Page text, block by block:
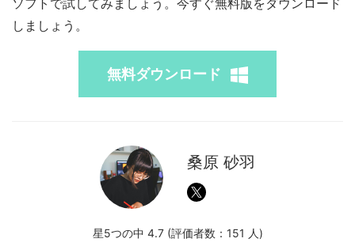
しましょう。
無料ダウンロード
桑原 砂羽
星5つの中 4.7 (評価者数： 151 人)